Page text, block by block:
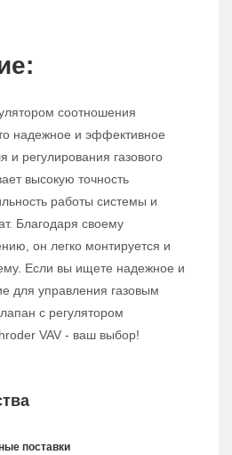
соотношения
надежное и эффективное
и регулирования газового
высокую точность
работы системы и
Благодаря своему
он легко монтируется и
Если вы ищете надежное и
для управления газовым
с регулятором
VAV - ваш выбор!
поставки